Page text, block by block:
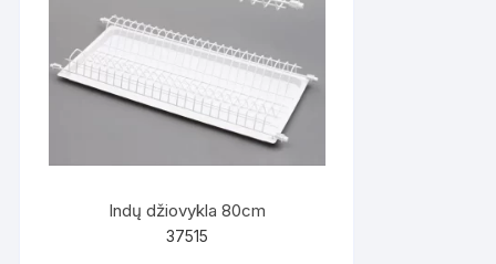
Indų džiovykla 80cm
37515